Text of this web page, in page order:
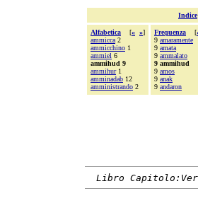
Indice
Alfabetica [« »]
ammicca 2
ammicchino 1
ammiel 6
ammihud 9
ammihur1
amminadab 12
amministrando 2
Frequenza [
9 amaramente
9 amata
9 ammalato
9 ammihud
9 amos
9 anak
9 andaron
Libro